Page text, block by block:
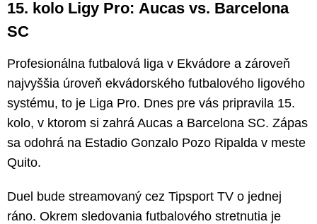
15. kolo Ligy Pro: Aucas vs. Barcelona
SC
Profesionálna futbalová liga v Ekvádore a zároveň
najvyššia úroveň ekvádorského futbalového ligového
systému, to je Liga Pro. Dnes pre vás pripravila 15.
kolo, v ktorom si zahrá Aucas a Barcelona SC. Zápas
sa odohrá na Estadio Gonzalo Pozo Ripalda v meste
Quito.
Duel bude streamovaný cez Tipsport TV o jednej
ráno. Okrem sledovania futbalového stretnutia je